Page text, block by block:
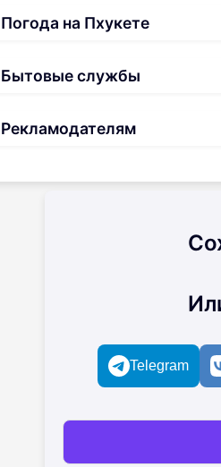
Погода на Пхукете
Бытовые службы
Рекламодателям
Telegram